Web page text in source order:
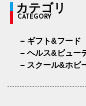
カテゴリ
CATEGORY
ギフト&フード
ヘルス&ビュー
スクール&ホビ